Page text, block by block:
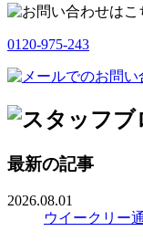
0120-975-243
最新の記事
2026.08.01
ウイークリー